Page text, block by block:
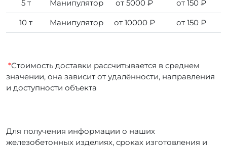
5 т Манипулятор от 5000 ₽ от 150 ₽
10 т Манипулятор от 10000 ₽ от 150 ₽
*Стоимость доставки рассчитывается в среднем
значении, она зависит от удалённости, направления
и доступности объекта
Для получения информации о наших
железобетонных изделиях, сроках изготовления и